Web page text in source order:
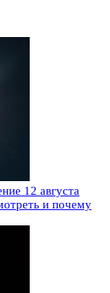
12 августа
и почему